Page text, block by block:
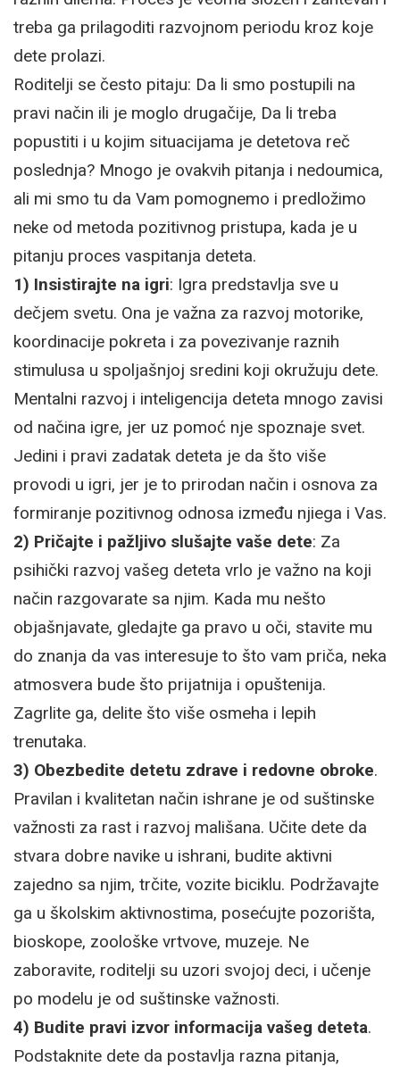
treba ga prilagoditi razvojnom periodu kroz koje
dete prolazi.
Roditelji se često pitaju: Da li smo postupili na
pravi način ili je moglo drugačije, Da li treba
popustiti i u kojim situacijama je detetova reč
poslednja? Mnogo je ovakvih pitanja i nedoumica,
ali mi smo tu da Vam pomognemo i predložimo
neke od metoda pozitivnog pristupa, kada je u
pitanju proces vaspitanja deteta.
1) Insistirajte na igri: Igra predstavlja sve u
dečjem svetu. Ona je važna za razvoj motorike,
koordinacije pokreta i za povezivanje raznih
stimulusa u spoljašnjoj sredini koji okružuju dete.
Mentalni razvoj i inteligencija deteta mnogo zavisi
od načina igre, jer uz pomoć nje spoznaje svet.
Jedini i pravi zadatak deteta je da što više
provodi u igri, jer je to prirodan način i osnova za
formiranje pozitivnog odnosa između njiega i Vas.
2) Pričajte i pažljivo slušajte vaše dete: Za
psihički razvoj vašeg deteta vrlo je važno na koji
način razgovarate sa njim. Kada mu nešto
objašnjavate, gledajte ga pravo u oči, stavite mu
do znanja da vas interesuje to što vam priča, neka
atmosvera bude što prijatnija i opuštenija.
Zagrlite ga, delite što više osmeha i lepih
trenutaka.
3) Obezbedite detetu zdrave i redovne obroke.
Pravilan i kvalitetan način ishrane je od suštinske
važnosti za rast i razvoj mališana. Učite dete da
stvara dobre navike u ishrani, budite aktivni
zajedno sa njim, trčite, vozite biciklu. Podržavajte
ga u školskim aktivnostima, posećujte pozorišta,
bioskope, zoološke vrtvove, muzeje. Ne
zaboravite, roditelji su uzori svojoj deci, i učenje
po modelu je od suštinske važnosti.
4) Budite pravi izvor informacija vašeg deteta.
Podstaknite dete da postavlja razna pitanja,